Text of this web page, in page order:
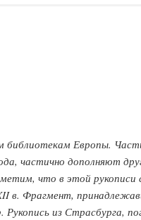
библиотекам Европы.
частично дополняют
что в этой рукописи
в. Фрагмент,
из Страсбурга,